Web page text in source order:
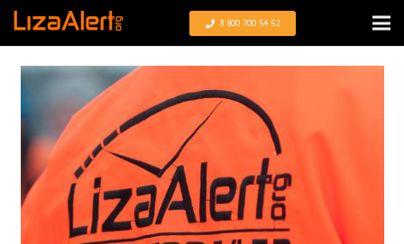
8 800 700 54 52